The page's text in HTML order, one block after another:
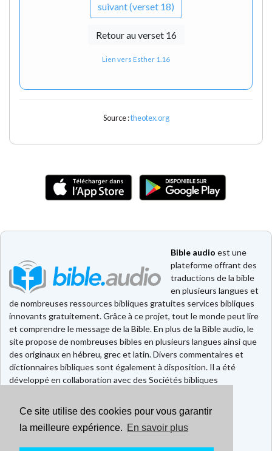
Ce site utilise des cookies pour vous garantir
la meilleure expérience. En savoir plus
suivant (verset 18)
Retour au verset 16
Lien vers Esther 1.16
Source :theotex.org
Bible audio est une
plateforme offrant des
traductions de la bible
en plusieurs langues et
de nombreuses ressources bibliques gratuites services bibliques
innovants gratuitement. Grâce à ce projet, tout le monde peut lire
et comprendre le message de la Bible. En plus de la Bible audio, le
site propose de nombreuses bibles en plusieurs langues ainsi que
des originaux en hébreu, grec et latin. Divers commentaires et
dictionnaires bibliques sont également à disposition. Il a été
développé en collaboration avec des Sociétés bibliques
Faire un don
Contact